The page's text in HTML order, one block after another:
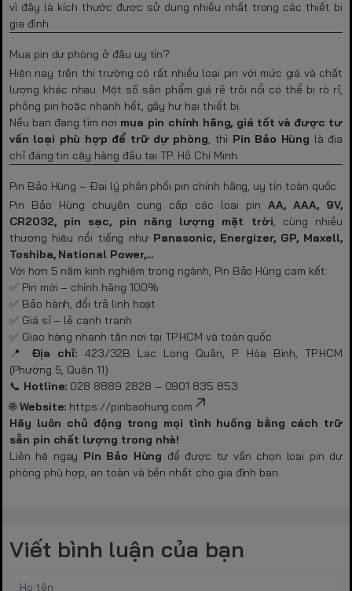
vì đây là kích thước được sử dụng nhiều nhất trong các thiết bị
gia đình.
Mua pin dự phòng ở đâu uy tín?
Hiện nay trên thị trường có rất nhiều loại pin với mức giá và chất
lượng khác nhau. Một số sản phẩm giá rẻ trôi nổi có thể bị rò rỉ,
phồng pin hoặc nhanh hết, gây hư hại thiết bị.
Nếu bạn đang tìm nơi mua pin chính hãng, giá tốt và được tư
vấn loại phù hợp để trữ dự phòng , thì Pin Bảo Hùng là địa
chỉ đáng tin cậy hàng đầu tại TP. Hồ Chí Minh.
Pin Bảo Hùng – Đại lý phân phối pin chính hãng, uy tín toàn quốc
Pin Bảo Hùng chuyên cung cấp các loại pinAA, AAA, 9V,
CR2032, pin sạc, pin năng lượng mặt trời , cùng nhiều
thương hiệu nổi tiếng như Panasonic, Energizer, GP, Maxell,
Toshiba, National Power,…
Với hơn 5 năm kinh nghiệm trong ngành, Pin Bảo Hùng cam kết:
✅ Pin mới – chính hãng 100%
✅ Bảo hành, đổi trả linh hoạt
✅ Giá sỉ – lẻ cạnh tranh
✅ Giao hàng nhanh tận nơi tại TP.HCM và toàn quốc
📍 Địa chỉ:423/32B Lạc Long Quân, P. Hòa Bình, TP.HCM
(Phường 5, Quận 11)
📞 Hotline: 028 8889 2828 – 0901 835 853
🌐Website: https://pinbaohung.com
Hãy luôn chủ động trong mọi tình huống bằng cách trữ
sẵn pin chất lượng trong nhà!
Liên hệ ngay Pin Bảo Hùng để được tư vấn chọn loại pin dự
phòng phù hợp, an toàn và bền nhất cho gia đình bạn.
Viết bình luận của bạn